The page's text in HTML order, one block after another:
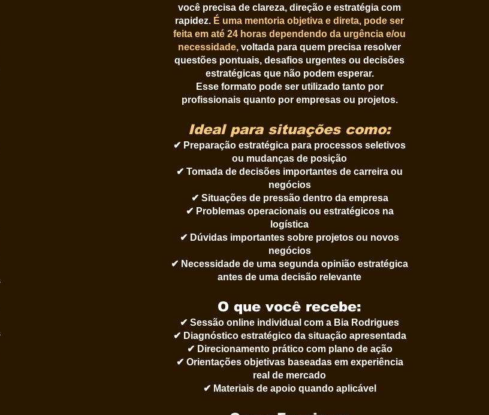
você precisa de clareza, direção e estratégia com
rapidez. É uma mentoria objetiva e direta, pode ser
feita em até 24 horas dependendo da urgência e/ou
necessidade,voltada para quem precisa resolver
questões pontuais, desafios urgentes ou decisões
estratégicas que não podem esperar.
Esse formato pode ser utilizado tanto por
profissionais quanto por empresas ou projetos.
Ideal para situações como:
✔ Preparação estratégica para processos seletivos
ou mudanças de posição
✔ Tomada de decisões importantes de carreira ou
negócios
✔ Situações de pressão dentro da empresa
✔ Problemas operacionais ou estratégicos na
logística
✔ Dúvidas importantes sobre projetos ou novos
negócios
✔ Necessidade de uma segunda opinião estratégica
antes de uma decisão relevante
O que você recebe:
✔ Sessão online individual com a Bia Rodrigues
✔ Diagnóstico estratégico da situação apresentada
✔ Direcionamento prático com plano de ação
✔ Orientações objetivas baseadas em experiência
real de mercado
✔ Materiais de apoio quando aplicável